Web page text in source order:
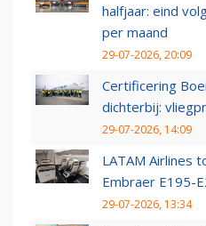
halfjaar: eind
per maand
29-07-2026, 20:09
Certificering
dichterbij:
29-07-2026, 14:09
LATAM Airlines
Embraer E195-
29-07-2026, 13:34